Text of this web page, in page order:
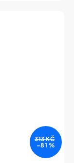
313 KČ
–81 %